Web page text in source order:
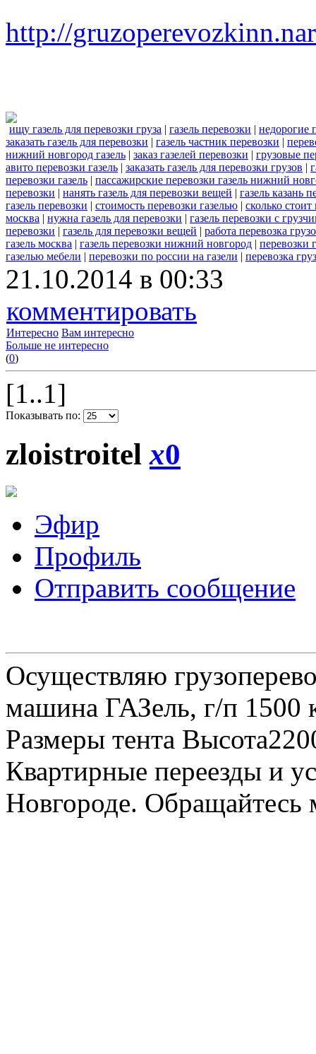
http://
ищу газель для перевозки груза | газель перевозки | недорогие
заказать газель для перевозки | газель частник перевозки |
нижний новгород газель | заказ газелей перевозки | грузовые
авито перевозки газель | заказать газель для перевозки грузов |
перевозки газель | пассажирские перевозки газель нижний
перевозки | нанять газель для перевозки вещей | газель казань
газель перевозки | стоимость перевозки газелью | сколько стоит
москва | нужна газель для перевозки | газель перевозки с
перевозки | газель для перевозки вещей | работа перевозка
газель москва | газель перевозки нижний новгород | перевозки
газелью мебели | перевозки по россии на газели | перевозка
21.10.2014 в 00:33
комментировать
Интересно Вам интересно
Больше не интересно
(0)
[1..1]
Показывать по:
zloistroitelx0
Эфир
Профиль
Отправить сообщение
Осуществляю
машина ГАЗель, г/п 1500
Размеры тента
Квартирные переезды и
Новгороде.